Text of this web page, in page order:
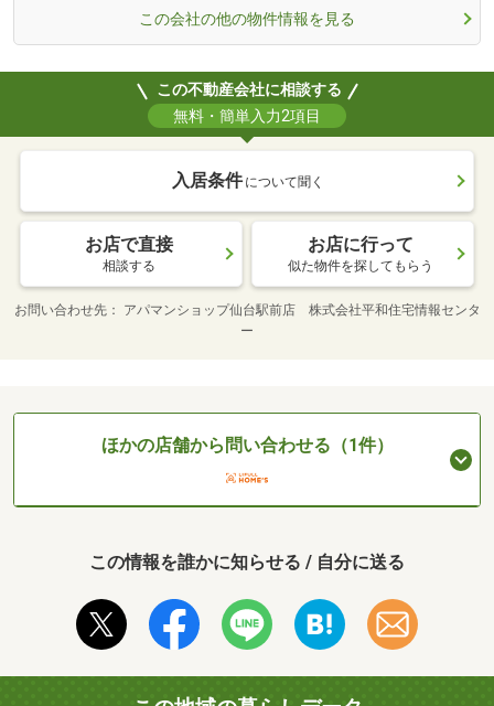
この会社の他の物件情報を見る
この不動産会社に相談する
無料・簡単入力2項目
入居条件 について聞く
お店で直接
相談する
お店に行って
似た物件を探してもらう
お問い合わせ先
アパマンショップ仙台駅前店 株式会社平和住宅情報センタ
ー
ほかの店舗から問い合わせる（1件）
この情報を誰かに知らせる / 自分に送る